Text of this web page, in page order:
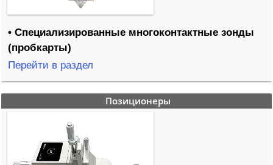
• Специализированные многоконтактные зонды
(пробкарты)
Перейти в раздел
Позиционеры